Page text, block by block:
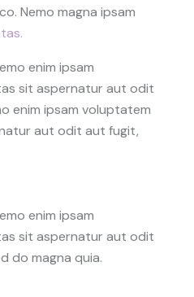
Nemo magna ipsam
enim ipsam
sit aspernatur aut odit
enim ipsam voluptatem
aut odit aut fugit,
enim ipsam
sit aspernatur aut odit
do magna quia.